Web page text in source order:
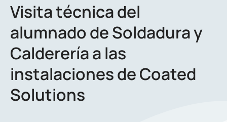
Visita técnica del
alumnado de Soldadura y
Calderería a las
instalaciones de Coated
Solutions